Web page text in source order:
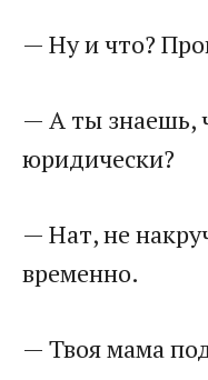
— Ну и что?
— А ты знаешь,
юридически?
— Нат, не
временно.
— Твоя мама